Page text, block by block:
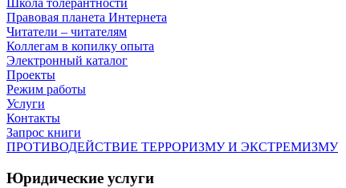
Школа толерантности
Правовая планета Интернета
Читатели – читателям
Коллегам в копилку опыта
Электронный каталог
Проекты
Режим работы
Услуги
Контакты
Запрос книги
ПРОТИВОДЕЙСТВИЕ ТЕРРОРИЗМУ И ЭКСТРЕМИЗМУ
Юридические услуги